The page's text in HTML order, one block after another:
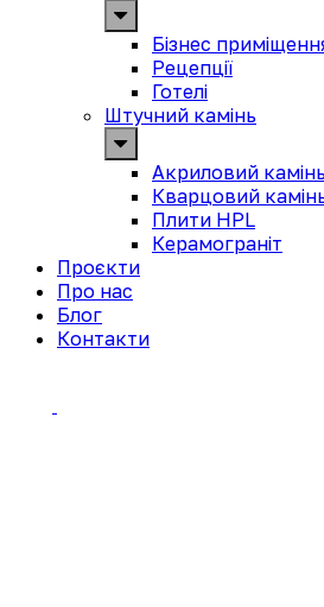
Бізнес
Рецепції
Готелі
Штучний камінь
Акриловий камінь
Кварцовий
Плити HPL
Керамограніт
Проєкти
Про нас
Блог
Контакти